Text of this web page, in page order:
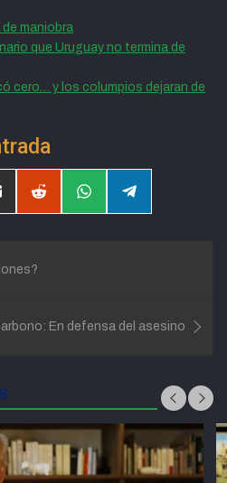
maniobra
que Uruguay no termina de
cero… y los columpios dejaran de
CompartirCompartirCompartir
En defensa del asesino